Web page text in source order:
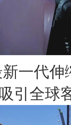
一代
引全球